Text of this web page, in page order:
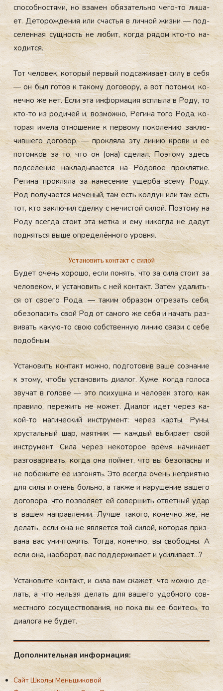
спо­соб­ностя­ми, но вза­мен обя­затель­но че­го-то ли­ша­
ет. Де­торож­де­ния или счастья в лич­ной жиз­ни — под­
се­лен­ная сущ­ность не лю­бит, ког­да ря­дом кто-то на­
ходит­ся.
Тот че­ловек, ко­торый пер­вый под­са­жива­ет си­лу в се­бя
— он был го­тов к та­кому до­гово­ру, а вот по­том­ки, ко­
неч­но же нет. Ес­ли эта ин­форма­ция всплы­ла в Ро­ду, то
кто-то из ро­дичей и, воз­можно, Ре­гина то­го Ро­да, ко­
торая име­ла от­но­шение к пер­во­му по­коле­нию зак­лю­
чив­ше­го до­говор, — прок­ля­ла эту ли­нию кро­ви и ее
по­том­ков за то, что он (она) сде­лал. По­это­му здесь
под­се­ление нак­ла­дыва­ет­ся на Ро­довое прок­ля­тие.
Ре­гина прок­ля­ла за на­несе­ние ущер­ба все­му Ро­ду.
Род по­луча­ет­ся ме­ченый, там есть кол­дун или там есть
тот, кто зак­лю­чил сдел­ку с не­чис­той си­лой. По­это­му на
Ро­ду всег­да сто­ит эта мет­ка и ему ни­ког­да не да­дут
под­нять­ся вы­ше оп­ре­делён­но­го уров­ня.
Установить контакт с силой
Бу­дет очень хо­рошо, ес­ли по­нять, что за си­ла сто­ит за
че­лове­ком, и ус­та­новить с ней кон­такт. За­тем уда­лить­
ся от сво­его Ро­да, — та­ким об­ра­зом от­ре­зать се­бя,
обе­зопа­сить свой Род от са­мого же се­бя и на­чать раз­
ви­вать ка­кую-то свою собс­твен­ную ли­нию свя­зи с се­бе
по­доб­ным.
Ус­та­новить кон­такт мож­но, под­го­товив ва­ше соз­на­ние
к это­му, что­бы ус­та­новить ди­алог. Ху­же, ког­да го­лоса
зву­чат в го­лове — это пси­хуш­ка и че­ловек это­го, как
пра­вило, пе­режить не мо­жет. Ди­алог идет че­рез ка­
кой-то ма­гичес­кий инс­тру­мент: че­рез кар­ты, Ру­ны,
хрус­таль­ный шар, ма­ят­ник — каж­дый вы­бира­ет свой
инс­тру­мент. Си­ла че­рез не­кото­рое вре­мя на­чина­ет
раз­го­вари­вать, ког­да она пой­мет, что вы бе­зопас­ны и
не по­бежи­те её из­го­нять. Это всег­да очень неп­ри­ят­но
для си­лы и очень боль­но, а так­же и на­руше­ние ва­шего
до­гово­ра, что поз­во­ля­ет ей со­вер­шить от­ветный удар
в ва­шем нап­равле­нии. Луч­ше та­кого, ко­неч­но же, не
де­лать, ес­ли она не яв­ля­ет­ся той си­лой, ко­торая приз­
ва­на вас унич­то­жить. Тог­да, ко­неч­но, вы сво­бод­ны. А
ес­ли она, на­обо­рот, вас под­держи­ва­ет и уси­лива­ет…?
Ус­та­нови­те кон­такт, и си­ла вам ска­жет, что мож­но де­
лать, а что нель­зя де­лать для ва­шего удоб­но­го сов­
мес­тно­го со­сущес­тво­вания, но по­ка вы её бо­итесь, то
ди­ало­га не бу­дет.
До­пол­ни­тель­ная ин­фор­ма­ция:
Сайт Школы Меньшиковой